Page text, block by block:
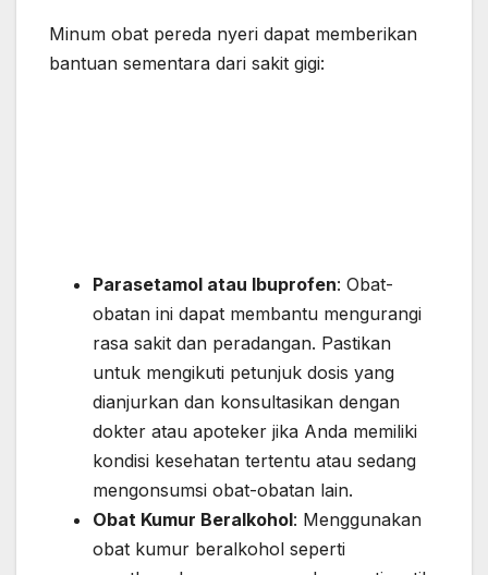
Minum obat pereda nyeri dapat memberikan
bantuan sementara dari sakit gigi:
Parasetamol atau Ibuprofen: Obat-
obatan ini dapat membantu mengurangi
rasa sakit dan peradangan. Pastikan
untuk mengikuti petunjuk dosis yang
dianjurkan dan konsultasikan dengan
dokter atau apoteker jika Anda memiliki
kondisi kesehatan tertentu atau sedang
mengonsumsi obat-obatan lain.
Obat Kumur Beralkohol: Menggunakan
obat kumur beralkohol seperti